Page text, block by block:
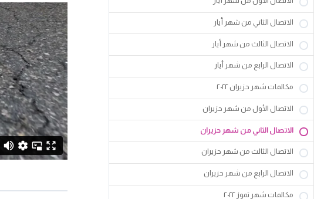
الاتصال الثاني من شهر أيار
الاتصال الثالث من شهر أيار
الاتصال الرابع من شهر أيار
مكالمات شهر حزيران ٢٠٢٢
الاتصال الأول من شهر حزيران
الاتصال الثاني من شهر حزيران
الاتصال الثالث من شهر حزيران
الاتصال الرابع من شهر حزيران
مكالمات شهر تموز ٢٠٢٢